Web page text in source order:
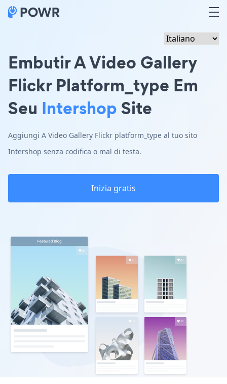
Embutir A Video Gallery
Flickr Platform_type Em
Seu IntershopSite
Aggiungi A Video Gallery Flickr platform_type al tuo sito
Intershop senza codifica o mal di testa.
Inizia gratis